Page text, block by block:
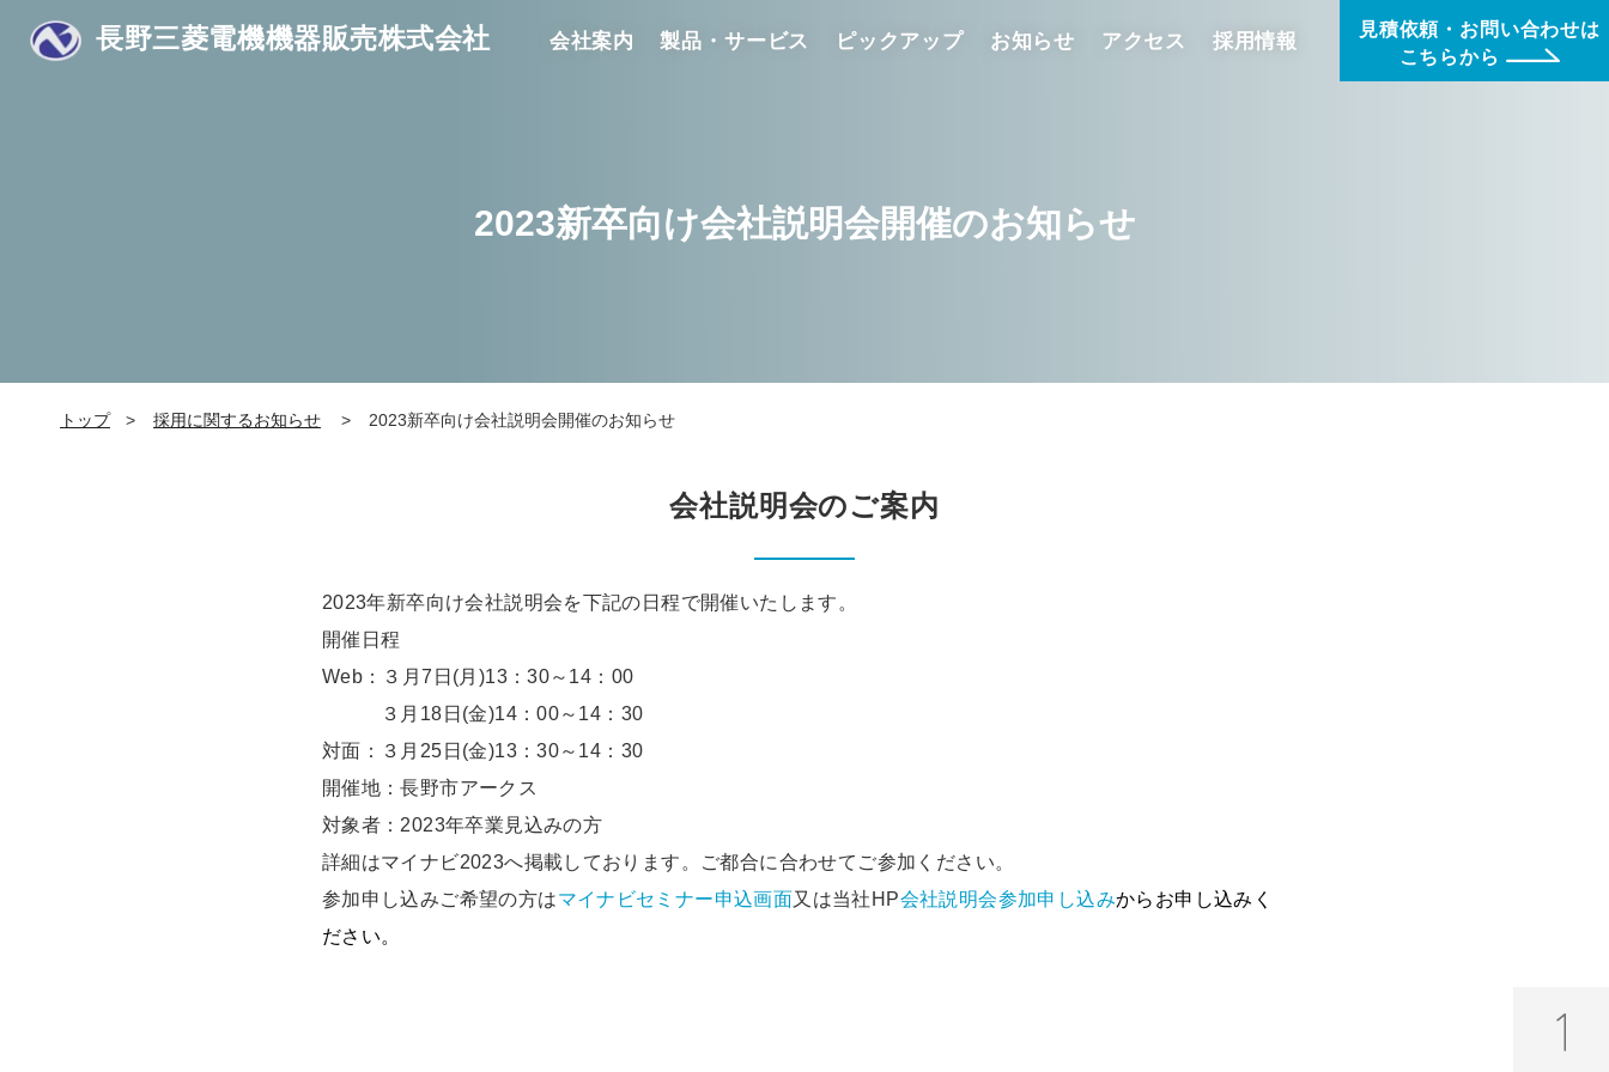
長野三菱電機機器販売株式会社 会社案内 製品・サービス ピックアップ お知らせ アクセス 採用情報
見積依頼・お問い合わせは
こちらから
2023新卒向け会社説明会開催のお知らせ
トップ 採用に関するお知らせ 2023新卒向け会社説明会開催のお知らせ
会社説明会のご案内
2023年新卒向け会社説明会を下記の日程で開催いたします。
開催日程
Web：３月7日(月)13：30～14：00
３月18日(金)14：00～14：30
対面：３月25日(金)13：30～14：30
開催地：長野市アークス
対象者：2023年卒業見込みの方
詳細はマイナビ2023へ掲載しております。ご都合に合わせてご参加ください。
参加申し込みご希望の方はマイナビセミナー申込画面又は当社HP会社説明会参加申し込みからお申し込みく
ださい。